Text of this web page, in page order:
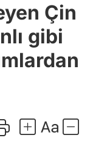
Çin
gibi